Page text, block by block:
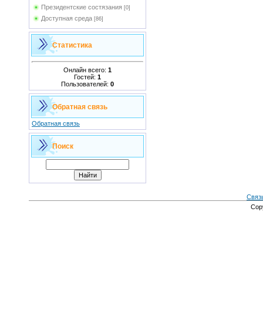
Президентские состязания [0]
Доступная среда [86]
Статистика
Онлайн всего: 1
Гостей: 1
Пользователей: 0
Обратная связь
Обратная связь
Поиск